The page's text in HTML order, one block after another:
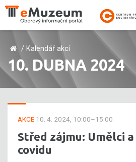
/ Kalendář akcí
10. DUBNA 2024
AKCE 10. 4. 2024, 10:00–15:00
Střed zájmu: Umělci
covidu